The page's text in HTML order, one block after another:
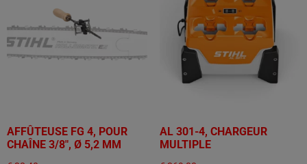
AFFÛTEUSE FG 4, POUR
CHAÎNE 3/8", Ø 5,2 MM
AL 301-4, CHARGEUR
MULTIPLE